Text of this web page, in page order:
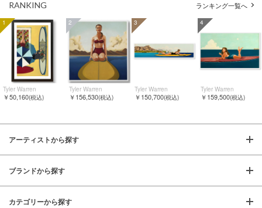
RANKING ランキング一覧へ
1
Tyler Warren
￥50,160(税込)
2
Tyler Warren
￥156,530(税込)
3
Tyler Warren
￥150,700(税込)
4
Tyler Warren
￥159,500(税込)
アーティストから探す
ブランドから探す
カテゴリーから探す